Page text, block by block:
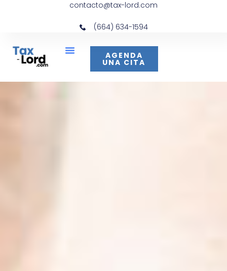
contacto@tax-lord.com
(664) 634-1594
AGENDA
UNA CITA